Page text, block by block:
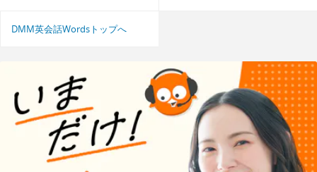
DMM英会話Wordsトップへ